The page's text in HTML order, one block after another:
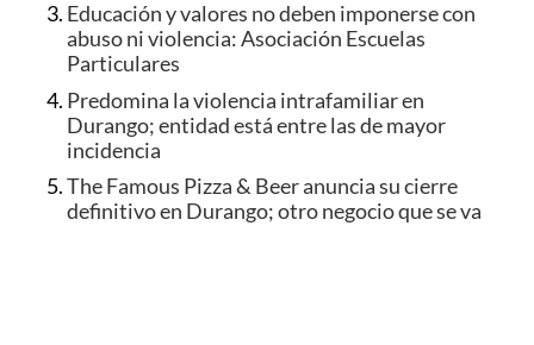
Educación y valores no deben imponerse con
abuso ni violencia: Asociación Escuelas
Particulares
Predomina la violencia intrafamiliar en
Durango; entidad está entre las de mayor
incidencia
The Famous Pizza & Beer anuncia su cierre
definitivo en Durango; otro negocio que se va